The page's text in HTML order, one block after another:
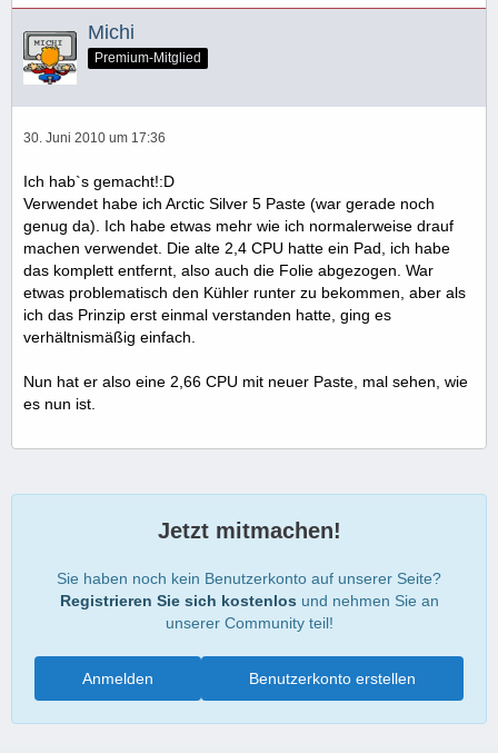
Michi
Premium-Mitglied
30. Juni 2010 um 17:36
Ich hab`s gemacht!:D
Verwendet habe ich Arctic Silver 5 Paste (war gerade noch
genug da). Ich habe etwas mehr wie ich normalerweise drauf
machen verwendet. Die alte 2,4 CPU hatte ein Pad, ich habe
das komplett entfernt, also auch die Folie abgezogen. War
etwas problematisch den Kühler runter zu bekommen, aber als
ich das Prinzip erst einmal verstanden hatte, ging es
verhältnismäßig einfach.
Nun hat er also eine 2,66 CPU mit neuer Paste, mal sehen, wie
es nun ist.
Jetzt mitmachen!
Sie haben noch kein Benutzerkonto auf unserer Seite?
Registrieren Sie sich kostenlos und nehmen Sie an
unserer Community teil!
Benutzerkonto erstellen
Anmelden